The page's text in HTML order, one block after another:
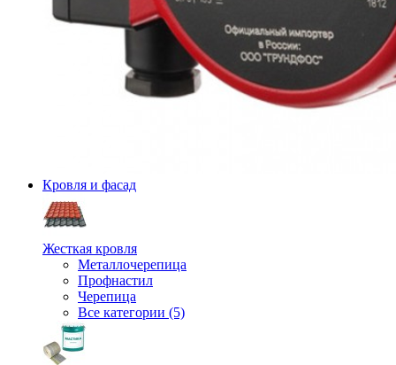
Кровля и фасад
Жесткая кровля
Металлочерепица
Профнастил
Черепица
Все категории (5)